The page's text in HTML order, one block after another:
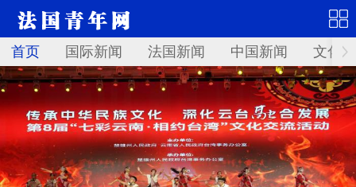
首页 国际新闻 法国新闻 中国新闻 文化